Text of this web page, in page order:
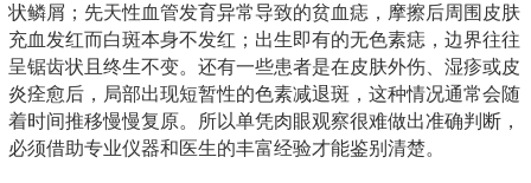
状鳞屑；先天性血管发育异常导致的贫血痣，摩擦后周围皮肤
充血发红而白斑本身不发红；出生即有的无色素痣，边界往往
呈锯齿状且终生不变。还有一些患者是在皮肤外伤、湿疹或皮
炎痊愈后，局部出现短暂性的色素减退斑，这种情况通常会随
着时间推移慢慢复原。所以单凭肉眼观察很难做出准确判断，
必须借助专业仪器和医生的丰富经验才能鉴别清楚。